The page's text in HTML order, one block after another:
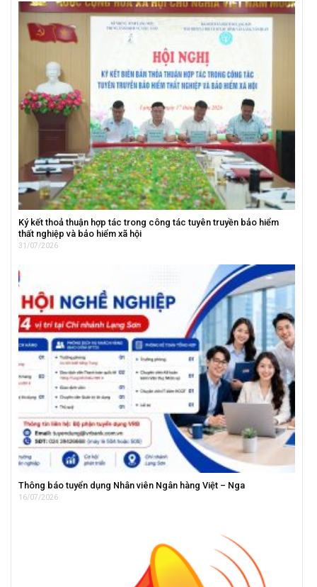
Ký kết thoả thuận hợp tác trong công tác tuyên truyền bảo hiểm
thất nghiệp và bảo hiểm xã hội
31/07/2026
Thông báo tuyển dụng Nhân viên Ngân hàng Việt – Nga
16/07/2026